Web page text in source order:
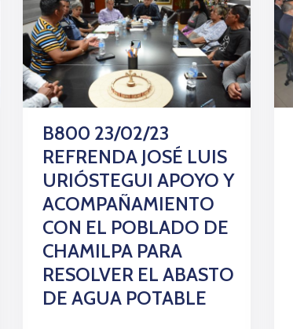
B800 23/02/23
REFRENDA JOSÉ LUIS
URIÓSTEGUI APOYO Y
ACOMPAÑAMIENTO
CON EL POBLADO DE
CHAMILPA PARA
RESOLVER EL ABASTO
DE AGUA POTABLE